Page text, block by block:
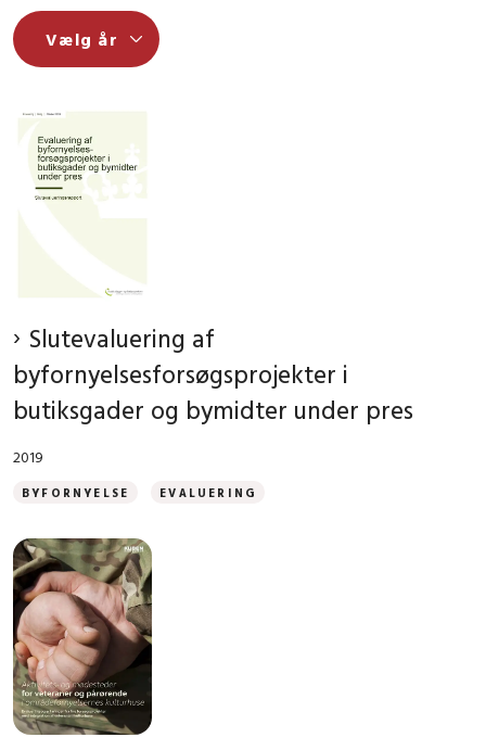
Slutevaluering af
byfornyelsesforsøgsprojekter i
butiksgader og bymidter under pres
2019
BYFORNYELSE EVALUERING